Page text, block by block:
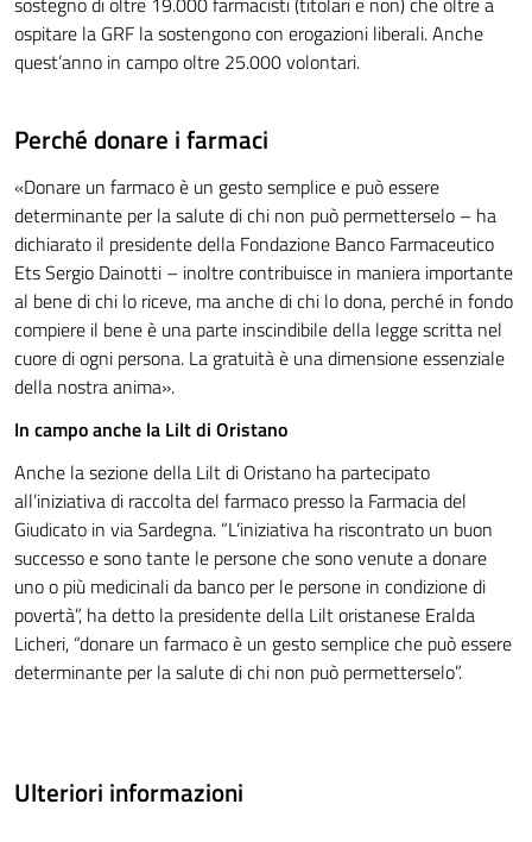
ospitare la GRF la sostengono con erogazioni liberali. Anche
quest’anno in campo oltre 25.000 volontari.
Perché donare i farmaci
«Donare un farmaco è un gesto semplice e può essere
determinante per la salute di chi non può permetterselo – ha
dichiarato il presidente della Fondazione Banco Farmaceutico
Ets Sergio Dainotti – inoltre contribuisce in maniera importante
al bene di chi lo riceve, ma anche di chi lo dona, perché in fondo
compiere il bene è una parte inscindibile della legge scritta nel
cuore di ogni persona. La gratuità è una dimensione essenziale
della nostra anima».
In campo anche la Lilt di Oristano
Anche la sezione della Lilt di Oristano ha partecipato
all’iniziativa di raccolta del farmaco presso la Farmacia del
Giudicato in via Sardegna. “L’iniziativa ha riscontrato un buon
successo e sono tante le persone che sono venute a donare
uno o più medicinali da banco per le persone in condizione di
povertà”, ha detto la presidente della Lilt oristanese Eralda
Licheri, “donare un farmaco è un gesto semplice che può essere
determinante per la salute di chi non può permetterselo”.
Ulteriori informazioni